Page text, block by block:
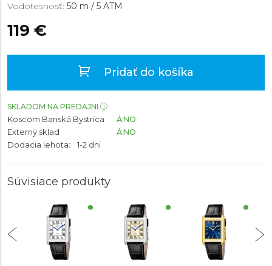
Vodotesnosť: 50 m / 5 ATM
119 €
Pridať do košíka
SKLADOM NA PREDAJNI
Koscom Banská Bystrica
ÁNO
Externý sklad
ÁNO
Dodacia lehota:
1-2 dni
Súvisiace produkty